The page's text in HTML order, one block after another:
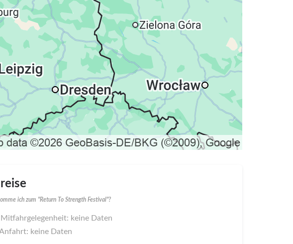
ich zum "Return To Strength Festival"?
Mitfahrgelegenheit: keine Daten
keine Daten